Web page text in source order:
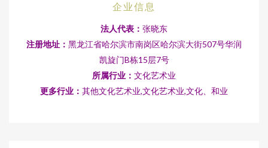
企业信息
法人代表： 张晓东
注册地址： 黑龙江省哈尔滨市南岗区哈尔滨大街507号华润
凯旋门B栋15层7号
所属行业： 文化艺术业
更多行业： 其他文化艺术业,文化艺术业,文化、和业